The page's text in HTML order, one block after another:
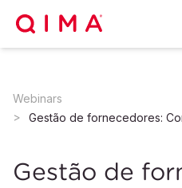
Webinars
Gestão de